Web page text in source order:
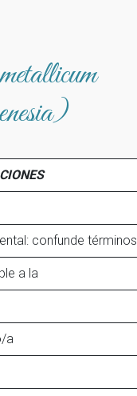
confunde términos
a la
a